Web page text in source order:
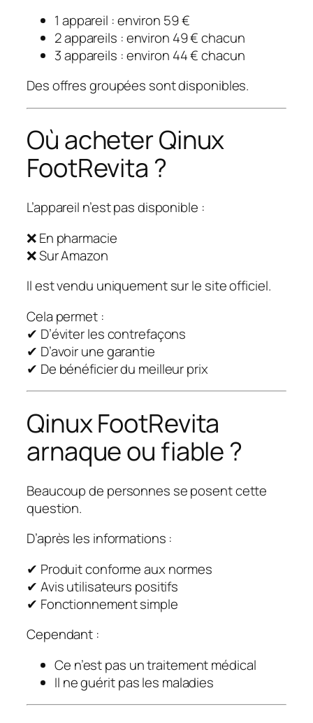
1 appareil : environ 59 €
2 appareils : environ 49 € chacun
3 appareils : environ 44 € chacun
Des offres groupées sont disponibles.
Où acheter Qinux
FootRevita ?
L’appareil n’est pas disponible :
❌ En pharmacie
❌ Sur Amazon
Il est vendu uniquement sur le site officiel.
Cela permet :
✔ D’éviter les contrefaçons
✔ D’avoir une garantie
✔ De bénéficier du meilleur prix
Qinux FootRevita
arnaque ou fiable ?
Beaucoup de personnes se posent cette
question.
D’après les informations :
✔ Produit conforme aux normes
✔ Avis utilisateurs positifs
✔ Fonctionnement simple
Cependant :
Ce n’est pas un traitement médical
Il ne guérit pas les maladies